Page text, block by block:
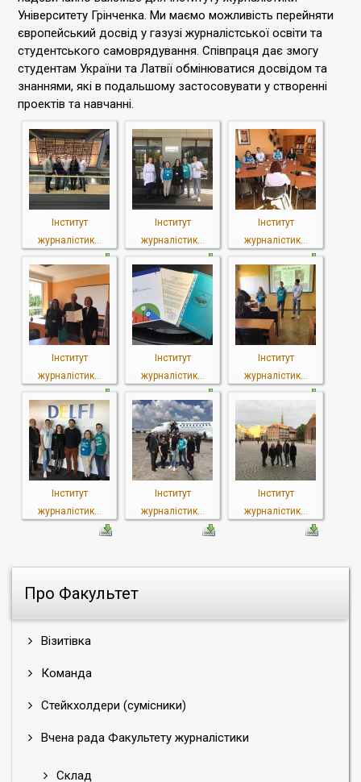
Про Факультет
Візитівка
Команда
Стейкхолдери (сумісники)
Вчена рада Факультету журналістики
Склад
Університету Грінченка. Ми маємо можливість перейняти
європейський досвід у газузі журналістської освіти та
студентського самоврядування. Співпраця дає змогу
студентам України та Латвії обмінюватися досвідом та
знаннями, які в подальшому застосовувати у створенні
проектів та навчанні.
Інститут
журналістик...
Інститут
журналістик...
Інститут
журналістик...
Інститут
журналістик...
Інститут
журналістик...
Інститут
журналістик...
Інститут
журналістик...
Інститут
журналістик...
Інститут
журналістик...